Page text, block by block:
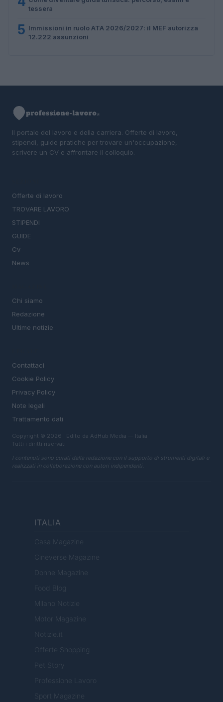
tessera
5 Immissioni in ruolo ATA 2026/2027: il MEF autorizza
12.222 assunzioni
Il portale del lavoro e della carriera. Offerte di lavoro,
stipendi, guide pratiche per trovare un'occupazione,
scrivere un CV e affrontare il colloquio.
Offerte di lavoro
TROVARE LAVORO
STIPENDI
GUIDE
Cv
News
Chi siamo
Redazione
Ultime notizie
Contattaci
Cookie Policy
Privacy Policy
Note legali
Trattamento dati
Copyright © 2026 · Edito da AdHub Media — Italia
Tutti i diritti riservati
I contenuti sono curati dalla redazione con il supporto di strumenti digitali e
realizzati in collaborazione con autori indipendenti.
ITALIA
Casa Magazine
Cineverse Magazine
Donne Magazine
Food Blog
Milano Notizie
Motor Magazine
Notizie.it
Offerte Shopping
Pet Story
Professione Lavoro
Sport Magazine